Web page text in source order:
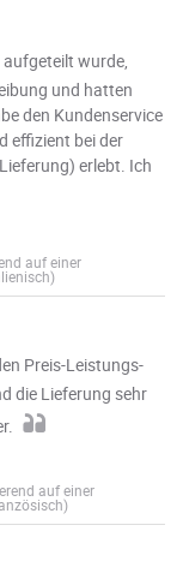
wurde,
und hatten
den Kundenservice
effizient bei der
erlebt. Ich
auf einer
Preis-Leistungs-
die Lieferung sehr
auf einer